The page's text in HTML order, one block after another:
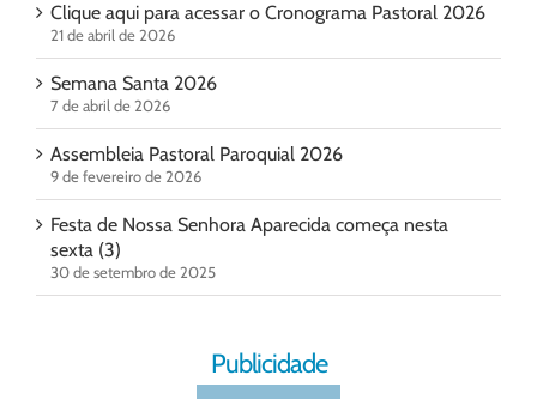
Clique aqui para acessar o Cronograma Pastoral 2026
21 de abril de 2026
Semana Santa 2026
7 de abril de 2026
Assembleia Pastoral Paroquial 2026
9 de fevereiro de 2026
Festa de Nossa Senhora Aparecida começa nesta
sexta (3)
30 de setembro de 2025
Publicidade